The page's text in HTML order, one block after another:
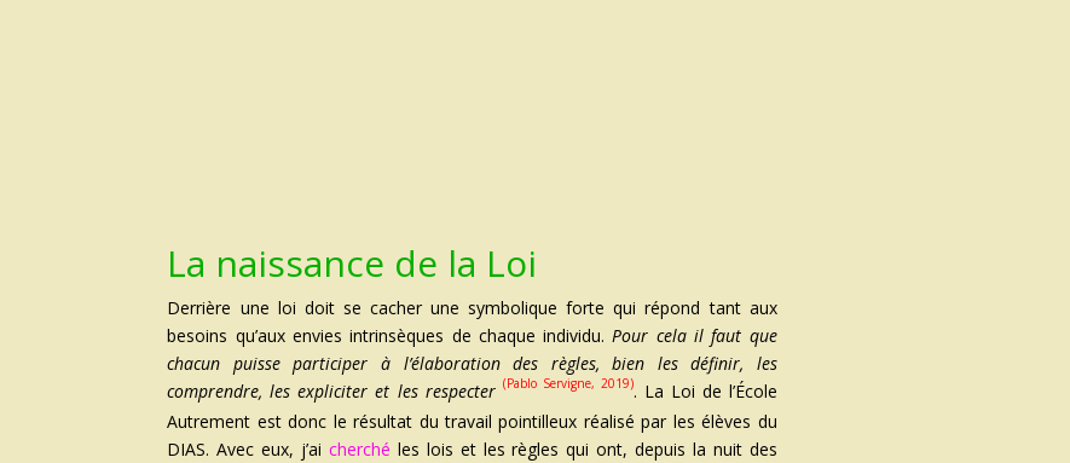
La naissance de la Loi
Derrière une loi doit se cacher une symbolique forte qui répond tant aux
besoins qu’aux envies intrinsèques de chaque individu. Pour cela il faut que
chacun puisse participer à l’élaboration des règles, bien les définir, les
comprendre, les expliciter et les respecter (Pablo Servigne, 2019). La Loi de l’École
Autrement est donc le résultat du travail pointilleux réalisé par les élèves du
DIAS. Avec eux, j’ai cherché les lois et les règles qui ont, depuis la nuit des